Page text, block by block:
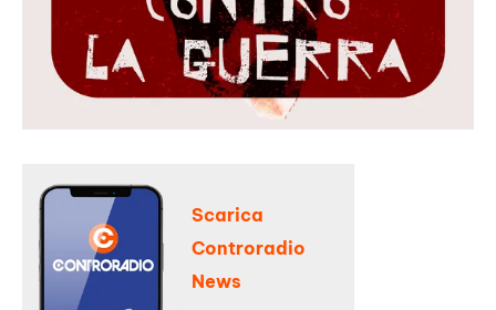
Scarica
Controradio
News